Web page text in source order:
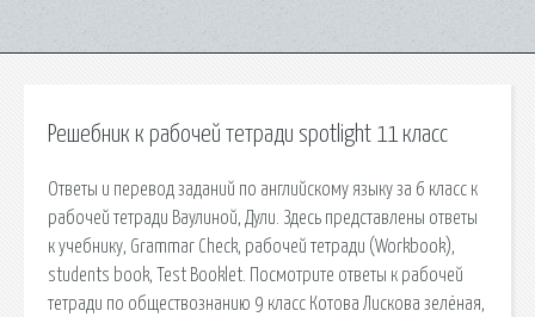
Решебник к рабочей тетради spotlight 11 класс
Ответы и перевод заданий по английскому языку за 6 класс к
рабочей тетради Ваулиной, Дули. Здесь представлены ответы
к учебнику, Grammar Check, рабочей тетради (Workbook),
students book, Test Booklet. Посмотрите ответы к рабочей
тетради по обществознанию 9 класс Котова Лискова зелёная,